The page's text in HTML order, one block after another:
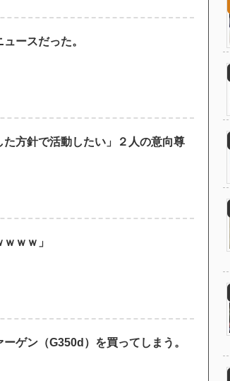
ースだった。
方針で活動したい」２人の意向尊
ｗｗ」
ゲン（G350d）を買ってしまう。